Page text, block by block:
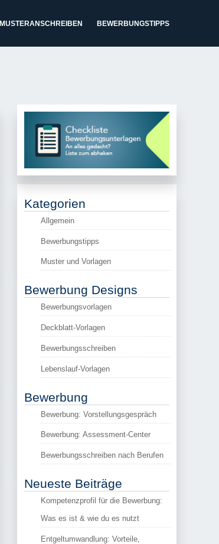
MUSTERANSCHREIBEN BEWERBUNGSTIPPS
Kategorien
Allgemein
Bewerbungstipps
Muster und Vorlagen
Bewerbung Designs
Bewerbungsvorlagen
Deckblatt-Vorlagen
Bewerbungsschreiben
Lebenslauf-Vorlagen
Bewerbung
Bewerbung: Vorstellungsgespräch
Bewerbung: Assessment-Center
Bewerbungsschreiben nach Berufen
Neueste Beiträge
Kompetenzprofil für die Bewerbung:
Was es ist & wie du es nutzt
Entgeltumwandlung: Vorteile,